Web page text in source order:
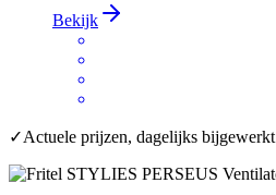
Bekijk
✓Actuele prijzen, dagelijks bijgewerkt